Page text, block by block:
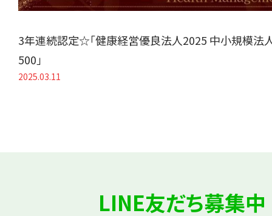
3年連続認定☆「健康経営優良法人2025 中小規模法
500」
2025.03.11
LINE友だち募集中